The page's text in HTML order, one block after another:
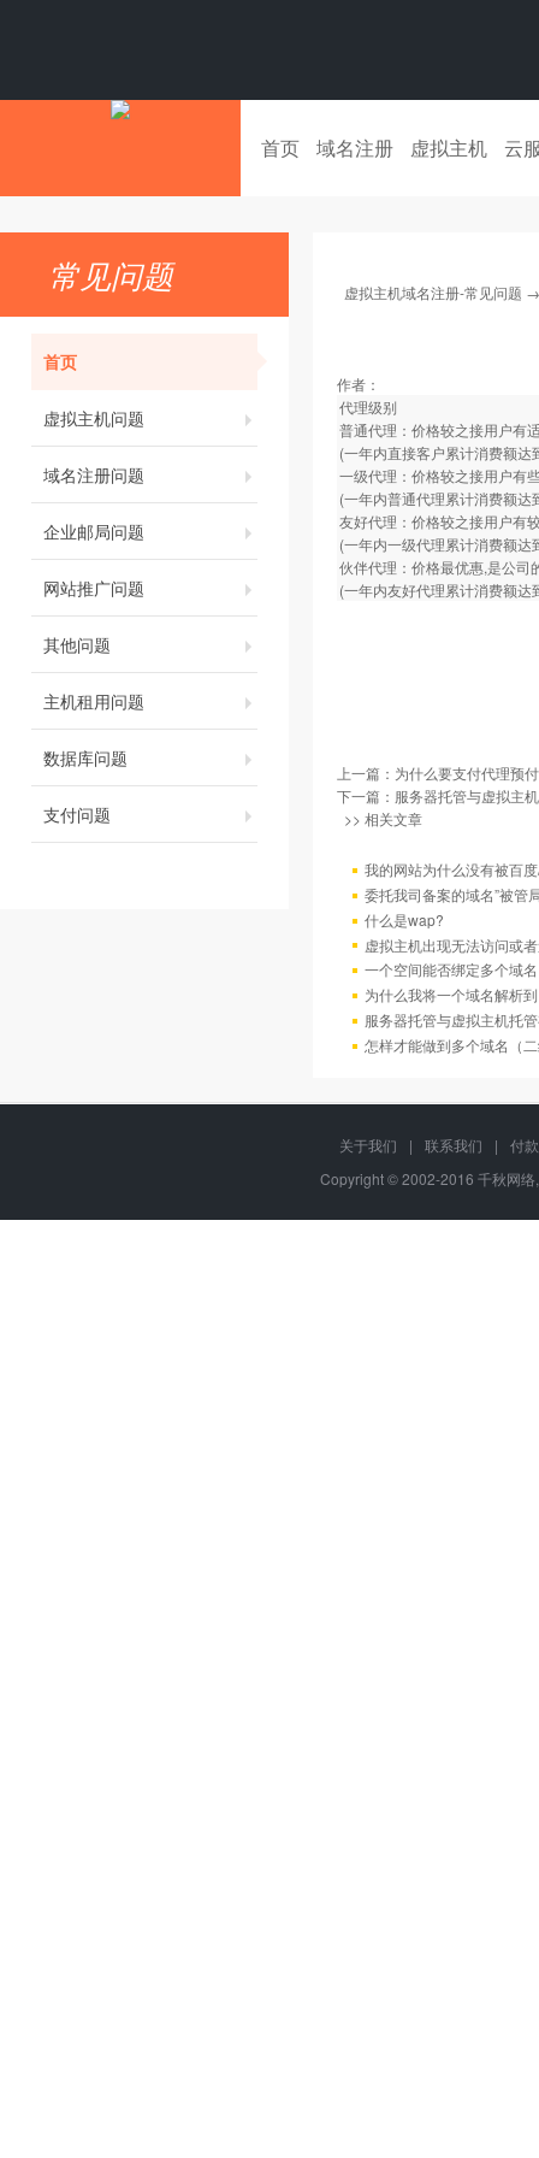
首页 域名注册 虚拟主机 云
常见问题
首页
虚拟主机问题
域名注册问题
企业邮局问题
网站推广问题
其他问题
主机租用问题
数据库问题
支付问题
虚拟主机域名注册-常见问题
作者：
代理级别
普通代理：价格较之接用户有
(一年内直接客户累计消费额
一级代理：价格较之接用户有
(一年内普通代理累计消费额
友好代理：价格较之接用户有
(一年内一级代理累计消费额
伙伴代理：价格最优惠,是公司
(一年内友好代理累计消费额
上一篇： 为什么要支付代理预
下一篇： 服务器托管与虚拟主
>> 相关文章
我的网站为什么没有被百
委托我司备案的域名”被管
什么是wap?
虚拟主机出现无法访问或
一个空间能否绑定多个域
为什么我将一个域名解析
服务器托管与虚拟主机托
怎样才能做到多个域名（
关于我们 | 联系我们 |
付
Copyright © 2002-2016 千秋网